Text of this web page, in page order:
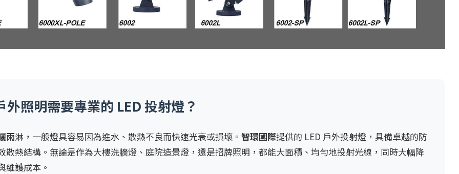
外照明需要專業的 LED 投射燈？
雨淋，一般燈具容易因為進水、散熱不良而快速光衰或損壞。智環國際提供的 LED 戶外投射燈，具備卓越的防
散熱結構。無論是作為大樓洗牆燈、庭院造景燈，還是招牌照明，都能大面積、均勻地投射光線，同時大幅降
維護成本。